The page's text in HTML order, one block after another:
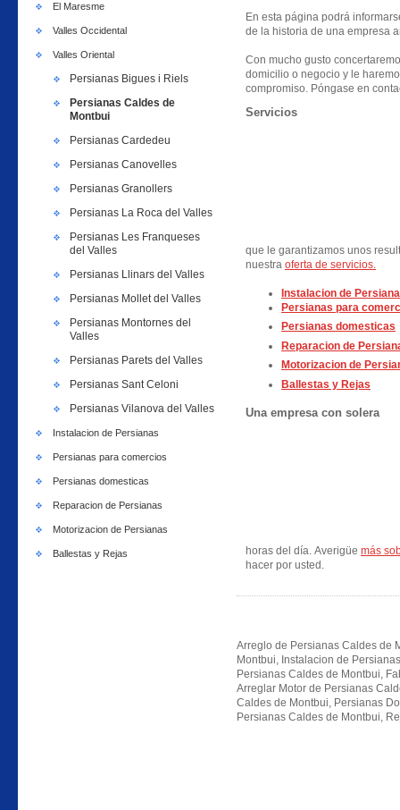
El Maresme
Valles Occidental
Valles Oriental
Persianas Bigues i Riels
Persianas Caldes de
Montbui
Persianas Cardedeu
Persianas Canovelles
Persianas Granollers
Persianas La Roca del Valles
Persianas Les Franqueses
del Valles
Persianas Llinars del Valles
Persianas Mollet del Valles
Persianas Montornes del
Valles
Persianas Parets del Valles
Persianas Sant Celoni
Persianas Vilanova del Valles
Instalacion de Persianas
Persianas para comercios
Persianas domesticas
Reparacion de Persianas
Motorizacion de Persianas
Ballestas y Rejas
En esta página podrá
de la historia de una empresa
Con mucho gusto
domicilio o negocio y le
compromiso. Póngase en
Servicios
que le garantizamos unos
nuestra oferta de servicios.
Instalacion de Persiana
Persianas para
Persianas domesticas
Reparacion de
Motorizacion de
Ballestas y Rejas
Una empresa con solera
horas del día. Averigüe más
hacer por usted.
Arreglo de Persianas Caldes de
Montbui, Instalacion de
Persianas Caldes de Montbui,
Arreglar Motor de Persianas
Caldes de Montbui, Persianas
Persianas Caldes de Montbui,